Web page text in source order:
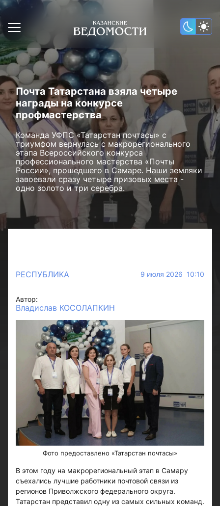
Почта Татарстана взяла четыре
награды на конкурсе
профмастерства
Команда УФПС «Татарстан почтасы» с
триумфом вернулась с макрорегионального
этапа Всероссийского конкурса
профессионального мастерства «Почты
России», прошедшего в Самаре. Наши земляки
завоевали сразу четыре призовых места -
одно золото и три серебра.
РЕСПУБЛИКА 9 июля 2026 10:10
Автор:
Владислав КОСОЛАПКИН
Фото предоставлено «Татарстан почтасы»
В этом году на макрорегиональный этап в Самару
съехались лучшие работники почтовой связи из
регионов Приволжского федерального округа.
Татарстан представил одну из самых сильных команд.